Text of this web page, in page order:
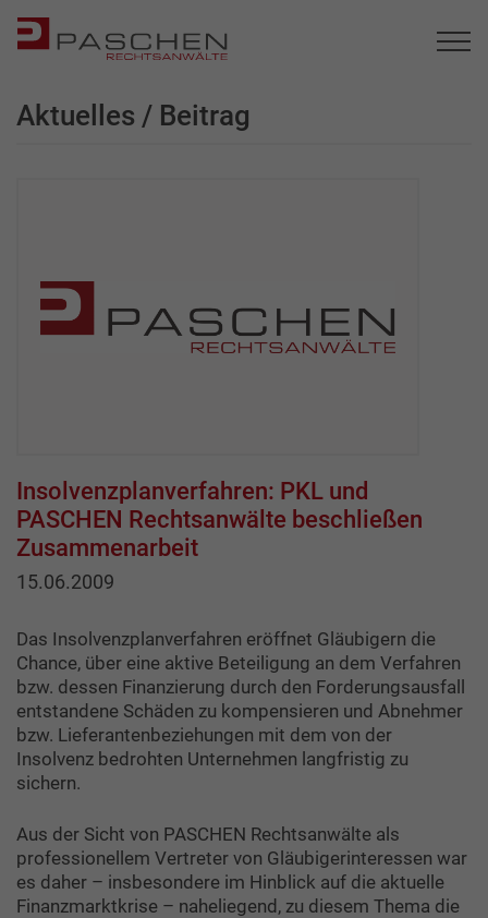
Aktuelles / Beitrag
Insolvenzplanverfahren: PKL und
PASCHEN Rechtsanwälte beschließen
Zusammenarbeit
15.06.2009
Das Insolvenzplanverfahren eröffnet Gläubigern die
Chance, über eine aktive Beteiligung an dem Verfahren
bzw. dessen Finanzierung durch den Forderungsausfall
entstandene Schäden zu kompensieren und Abnehmer
bzw. Lieferantenbeziehungen mit dem von der
Insolvenz bedrohten Unternehmen langfristig zu
sichern.
Aus der Sicht von PASCHEN Rechtsanwälte als
professionellem Vertreter von Gläubigerinteressen war
es daher – insbesondere im Hinblick auf die aktuelle
Finanzmarktkrise – naheliegend, zu diesem Thema die